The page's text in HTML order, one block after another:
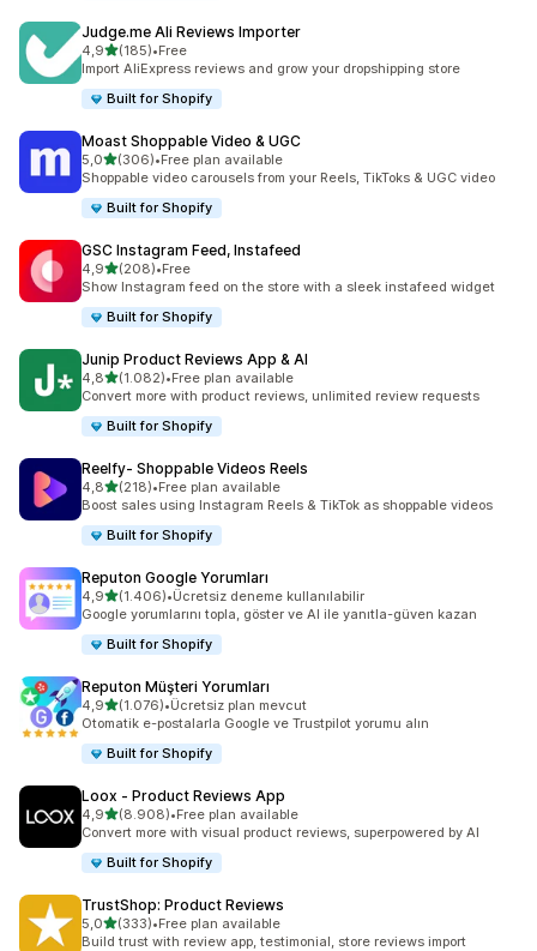
Judge.me Ali Reviews Importer
4,95 yıldız üzerinden
(185)
toplam 185 değerlendirme
•Free
Import AliExpress reviews and grow your dropshipping store
Built for Shopify
Moast Shoppable Video & UGC
5,05 yıldız üzerinden
(306)
toplam 306 değerlendirme
•Free plan available
Shoppable video carousels from your Reels, TikToks & UGC video
Built for Shopify
GSC Instagram Feed, Instafeed
4,95 yıldız üzerinden
(208)
toplam 208 değerlendirme
•Free
Show Instagram feed on the store with a sleek instafeed widget
Built for Shopify
Junip Product Reviews App & AI
4,85 yıldız üzerinden
(1.082)
toplam 1082 değerlendirme
•Free plan available
Convert more with product reviews, unlimited review requests
Built for Shopify
Reelfy‑ Shoppable Videos Reels
4,85 yıldız üzerinden
(218)
toplam 218 değerlendirme
•Free plan available
Boost sales using Instagram Reels & TikTok as shoppable videos
Built for Shopify
Reputon Google Yorumları
4,95 yıldız üzerinden
(1.406)
toplam 1406 değerlendirme
•Ücretsiz deneme kullanılabilir
Google yorumlarını topla, göster ve AI ile yanıtla-güven kazan
Built for Shopify
Reputon Müşteri Yorumları
4,95 yıldız üzerinden
(1.076)
toplam 1076 değerlendirme
•Ücretsiz plan mevcut
Otomatik e-postalarla Google ve Trustpilot yorumu alın
Built for Shopify
Loox ‑ Product Reviews App
4,95 yıldız üzerinden
(8.908)
toplam 8908 değerlendirme
•Free plan available
Convert more with visual product reviews, superpowered by AI
Built for Shopify
TrustShop: Product Reviews
5,05 yıldız üzerinden
(333)
toplam 333 değerlendirme
•Free plan available
Build trust with review app, testimonial, store reviews import